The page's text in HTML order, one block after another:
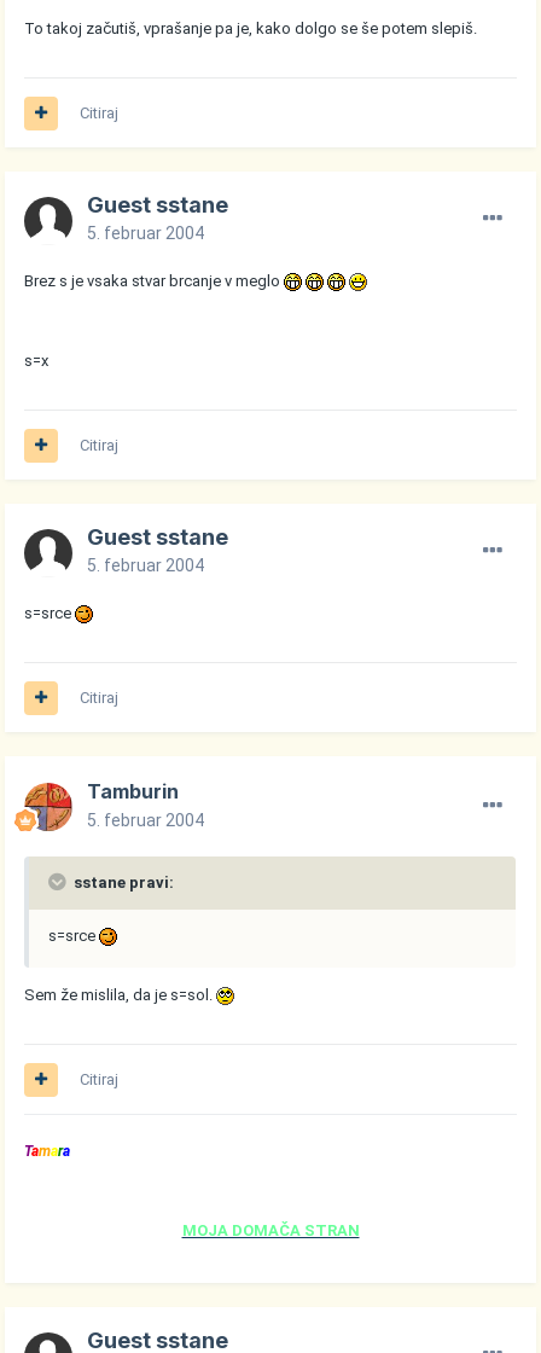
To takoj začutiš, vprašanje pa je, kako dolgo se še potem slepiš.
Citiraj
Guest sstane
5. februar 2004
Brez s je vsaka stvar brcanje v meglo
s=x
Citiraj
Guest sstane
5. februar 2004
s=srce
Citiraj
Tamburin
5. februar 2004
sstane pravi:
s=srce
Sem že mislila, da je s=sol.
Citiraj
Tamara
MOJA DOMAČA STRAN
Guest sstane